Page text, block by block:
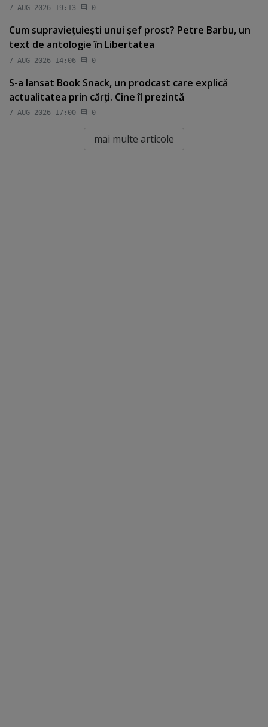
7 AUG 2026 19:13 0
Cum supravieţuieşti unui şef prost? Petre Barbu, un
text de antologie în Libertatea
7 AUG 2026 14:06 0
S-a lansat Book Snack, un prodcast care explică
actualitatea prin cărţi. Cine îl prezintă
7 AUG 2026 17:00 0
mai multe articole